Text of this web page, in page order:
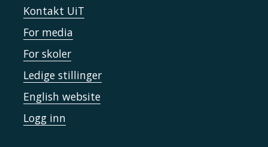
Kontakt UiT
For media
For skoler
Ledige stillinger
English website
Logg inn